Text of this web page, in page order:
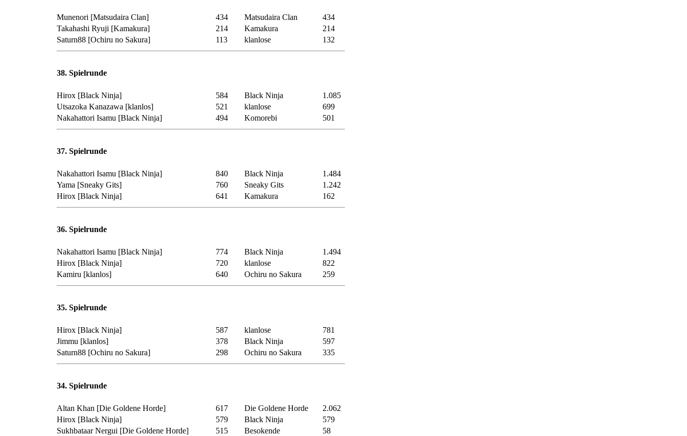
Munenori [Matsudaira Clan] 434 Matsudaira Clan
434
Takahashi Ryuji [Kamakura] 214 Kamakura
214
Saturn88 [Ochiru no Sakura] 113 klanlose 132
38. Spielrunde
Hirox [Black Ninja] 584 Black Ninja
1.085
Utsazoka Kanazawa [klanlos] 521 klanlose
699
Nakahattori Isamu [Black Ninja] 494 Komorebi 501
37. Spielrunde
Nakahattori Isamu [Black Ninja] 840 Black Ninja
1.484
Yama [Sneaky Gits] 760 Sneaky Gits
1.242
Hirox [Black Ninja] 641 Kamakura 162
36. Spielrunde
Nakahattori Isamu [Black Ninja] 774 Black Ninja
1.494
Hirox [Black Ninja] 720 klanlose
822
Kamiru [klanlos] 640 Ochiru no Sakura 259
35. Spielrunde
Hirox [Black Ninja] 587 klanlose
781
Jimmu [klanlos] 378 Black Ninja
597
Saturn88 [Ochiru no Sakura] 298 Ochiru no Sakura 335
34. Spielrunde
Altan Khan [Die Goldene Horde] 617 Die Goldene Horde
2.062
Hirox [Black Ninja] 579 Black Ninja
579
Sukhbataar Nergui [Die Goldene Horde] 515 Besokende 58